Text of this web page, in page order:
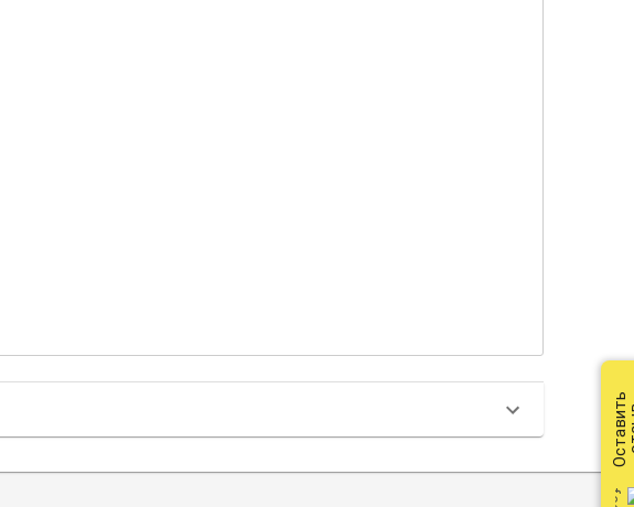
Оставить